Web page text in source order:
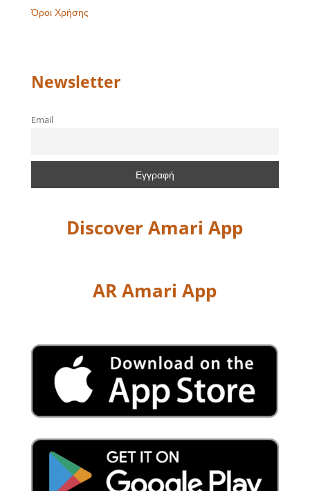
Όροι Χρήσης
Newsletter
Email
Discover Amari App
AR Amari App